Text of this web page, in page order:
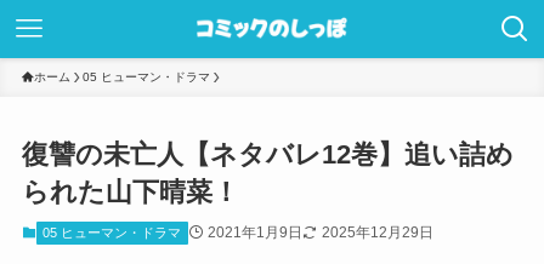
ホーム 05 ヒューマン・ドラマ
復讐の未亡人【ネタバレ12巻】追い詰め
られた山下晴菜！
05 ヒューマン・ドラマ 2021年1月9日 2025年12月29日